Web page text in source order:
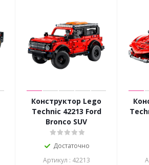
Конструктор Lego
Technic 42213 Ford
Bronco SUV
Достаточно
Артикул : 42213